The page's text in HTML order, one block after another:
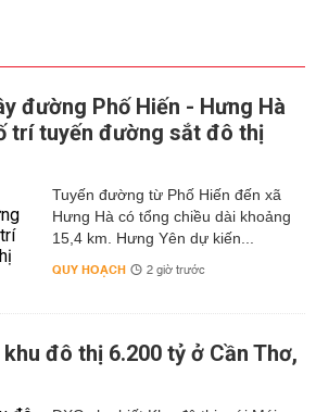
đường Phố Hiến - Hưng Hà
trí tuyến đường sắt đô thị
Tuyến đường từ Phố Hiến đến xã
Hưng Hà có tổng chiều dài khoảng
15,4 km. Hưng Yên dự kiến...
QUY HOẠCH 2 giờ trước
đô thị 6.200 tỷ ở Cần Thơ,